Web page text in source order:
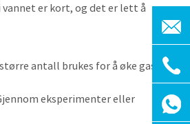
er kort, og det er lett å
antall brukes for å øke gass-
eksperimenter eller